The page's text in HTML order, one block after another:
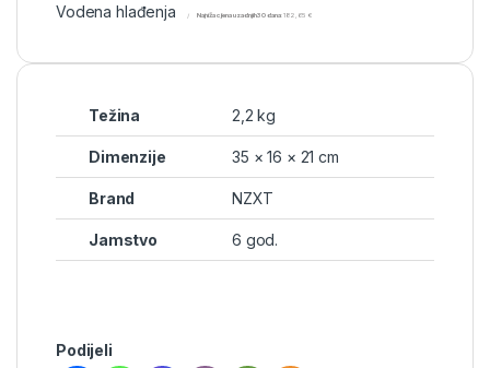
Vodena hlađenja
Najniža cijena u zadnjih 30 dana:182,65€
Težina 2,2 kg
Dimenzije 35 × 16 × 21 cm
Brand NZXT
Jamstvo 6 god.
Podijeli